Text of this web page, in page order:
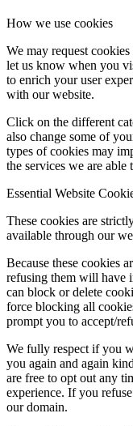
How we use cookies
We may request
let us know when you
to enrich your user
with our website.
Click on the different
also change some of
types of cookies may
the services we are able
Essential Website
These cookies are
available through our
Because these cookies
refusing them will have
can block or delete
force blocking all
prompt you to accept/
We fully respect if you
you again and again
are free to opt out any
experience. If you
our domain.